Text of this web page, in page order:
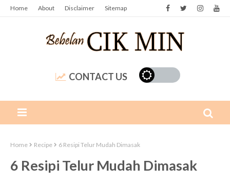
Home About Disclaimer Sitemap
CONTACT US
Home Recipe 6 Resipi Telur Mudah Dimasak
6 Resipi Telur Mudah Dimasak